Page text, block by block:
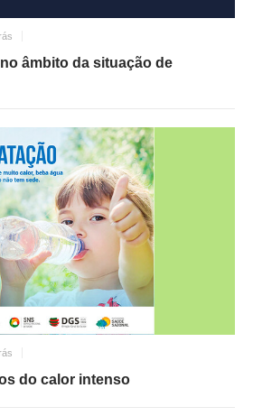
âmbito da situação de
do calor intenso